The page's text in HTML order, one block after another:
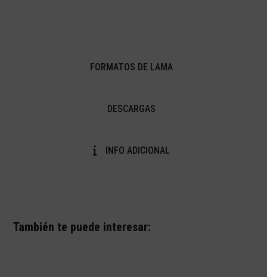
FORMATOS DE LAMA
DESCARGAS
INFO ADICIONAL
También te puede interesar: